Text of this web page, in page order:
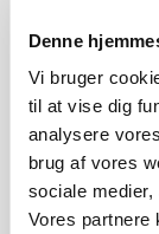
Denne
Vi bruger
til at vise dig
analysere
brug af vores
sociale medier,
Vores partnere
Fra mark til
marked for